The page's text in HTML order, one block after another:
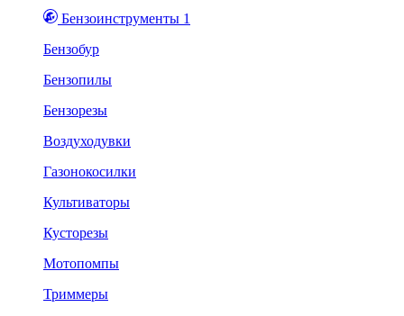
Бензоинструменты 1
Бензобур
Бензопилы
Бензорезы
Воздуходувки
Газонокосилки
Культиваторы
Кусторезы
Мотопомпы
Триммеры